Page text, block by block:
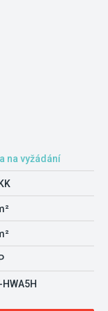
na vyžádání
HWA5H